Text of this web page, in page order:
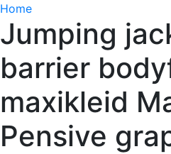
Home
Jumping
barrier
maxikleid
Pensive